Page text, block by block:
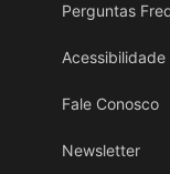
Perguntas
Acessibilidade
Fale Conosco
Newsletter